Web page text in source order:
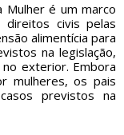
Mulher é um marco
direitos civis pelas
alimentícia para
na legislação,
exterior. Embora
mulheres, os pais
previstos na